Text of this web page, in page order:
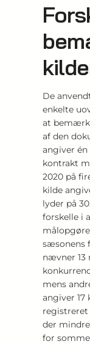
De
enkelte
at
af den
angiver én
kontrakt
2020 på
kilde
lyder på
forskelle i
sæsonens
nævner 13
mens
angiver 17
registreret
der
for